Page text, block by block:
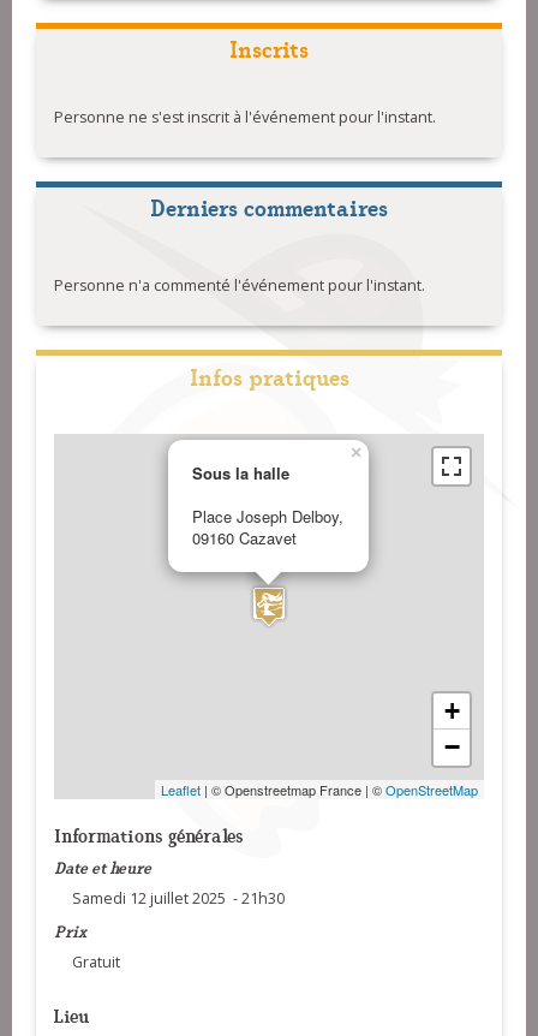
Inscrits
Personne ne s'est inscrit à l'événement pour l'instant.
Derniers commentaires
Personne n'a commenté l'événement pour l'instant.
Infos pratiques
Sous la halle
Place Joseph Delboy,
09160 Cazavet
×
+
−
Leaflet | © Openstreetmap France | ©OpenStreetMap
Informations générales
Date et heure
Samedi 12 juillet 2025 - 21h30
Prix
Gratuit
Lieu